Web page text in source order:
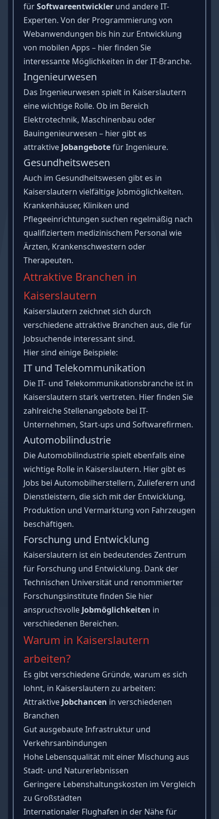
fürSoftwareentwicklerund andere IT-
Experten. Von der Programmierung von
Webanwendungen bis hin zur Entwicklung
von mobilen Apps – hier finden Sie
interessante Möglichkeiten in der IT-Branche.
Ingenieurwesen
Das Ingenieurwesen spielt in Kaiserslautern
eine wichtige Rolle. Ob im Bereich
Elektrotechnik, Maschinenbau oder
Bauingenieurwesen – hier gibt es
attraktive Jobangebotefür Ingenieure.
Gesundheitswesen
Auch im Gesundheitswesen gibt es in
Kaiserslautern vielfältige Jobmöglichkeiten.
Krankenhäuser, Kliniken und
Pflegeeinrichtungen suchen regelmäßig nach
qualifiziertem medizinischem Personal wie
Ärzten, Krankenschwestern oder
Therapeuten.
Attraktive Branchen in
Kaiserslautern
Kaiserslautern zeichnet sich durch
verschiedene attraktive Branchen aus, die für
Jobsuchende interessant sind.
Hier sind einige Beispiele:
IT und Telekommunikation
Die IT- und Telekommunikationsbranche ist in
Kaiserslautern stark vertreten. Hier finden Sie
zahlreiche Stellenangebote bei IT-
Unternehmen, Start-ups und Softwarefirmen.
Automobilindustrie
Die Automobilindustrie spielt ebenfalls eine
wichtige Rolle in Kaiserslautern. Hier gibt es
Jobs bei Automobilherstellern, Zulieferern und
Dienstleistern, die sich mit der Entwicklung,
Produktion und Vermarktung von Fahrzeugen
beschäftigen.
Forschung und Entwicklung
Kaiserslautern ist ein bedeutendes Zentrum
für Forschung und Entwicklung. Dank der
Technischen Universität und renommierter
Forschungsinstitute finden Sie hier
anspruchsvolle Jobmöglichkeiten in
verschiedenen Bereichen.
Warum in Kaiserslautern
arbeiten?
Es gibt verschiedene Gründe, warum es sich
lohnt, in Kaiserslautern zu arbeiten:
Attraktive Jobchancen in verschiedenen
Branchen
Gut ausgebaute Infrastruktur und
Verkehrsanbindungen
Hohe Lebensqualität mit einer Mischung aus
Stadt- und Naturerlebnissen
Geringere Lebenshaltungskosten im Vergleich
zu Großstädten
Internationaler Flughafen in der Nähe für